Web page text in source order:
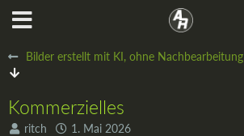
Bilder erstellt mit KI, ohne Nachbearbeitung
Kommerzielles
ritch
1. Mai 2026